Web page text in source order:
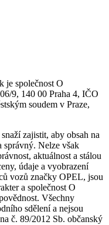
je společnost O
9, 140 00 Praha 4, IČO
soudem v Praze,
zajistit, aby obsah na
správný. Nelze však
aktuálnost a stálou
údaje a vyobrazení
vozů značky OPEL, jsou
a společnost O
Všechny
sdělení a nejsou
č. 89/2012 Sb. občanský